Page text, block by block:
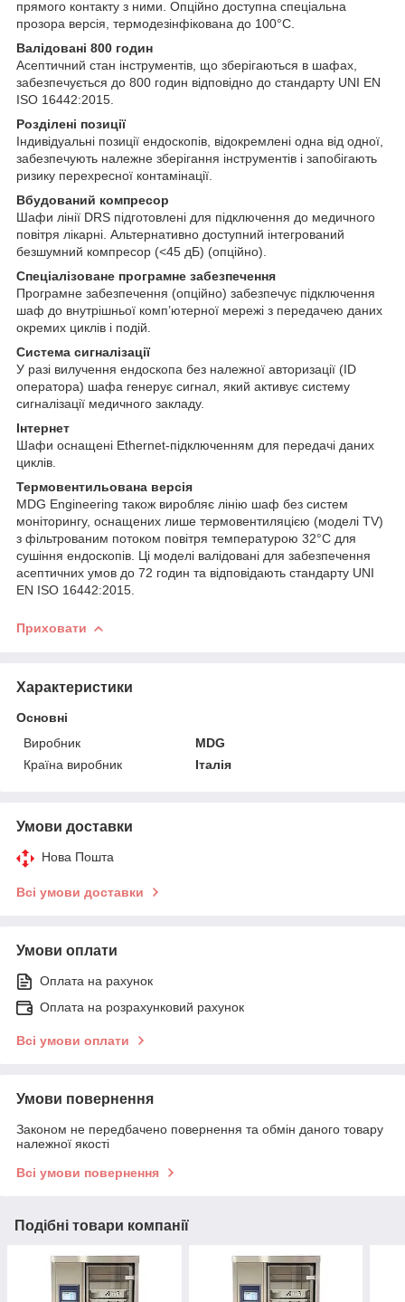
прямого контакту з ними. Опційно доступна спеціальна
прозора версія, термодезінфікована до 100°C.
Валідовані 800 годин
Асептичний стан інструментів, що зберігаються в шафах,
забезпечується до 800 годин відповідно до стандарту UNI EN
ISO 16442:2015.
Розділені позиції
Індивідуальні позиції ендоскопів, відокремлені одна від одної,
забезпечують належне зберігання інструментів і запобігають
ризику перехресної контамінації.
Вбудований компресор
Шафи лінії DRS підготовлені для підключення до медичного
повітря лікарні. Альтернативно доступний інтегрований
безшумний компресор (<45 дБ) (опційно).
Спеціалізоване програмне забезпечення
Програмне забезпечення (опційно) забезпечує підключення
шаф до внутрішньої комп’ютерної мережі з передачею даних
окремих циклів і подій.
Система сигналізації
У разі вилучення ендоскопа без належної авторизації (ID
оператора) шафа генерує сигнал, який активує систему
сигналізації медичного закладу.
Інтернет
Шафи оснащені Ethernet-підключенням для передачі даних
циклів.
Термовентильована версія
MDG Engineering також виробляє лінію шаф без систем
моніторингу, оснащених лише термовентиляцією (моделі TV)
з фільтрованим потоком повітря температурою 32°C для
сушіння ендоскопів. Ці моделі валідовані для забезпечення
асептичних умов до 72 годин та відповідають стандарту UNI
EN ISO 16442:2015.
Приховати
Характеристики
Основні
Виробник
MDG
Країна виробник
Італія
Умови доставки
Нова Пошта
Всі умови доставки
Умови оплати
Оплата на рахунок
Оплата на розрахунковий рахунок
Всі умови оплати
Умови повернення
Законом не передбачено повернення та обмін даного товару
належної якості
Всі умови повернення
Подібні товари компанії